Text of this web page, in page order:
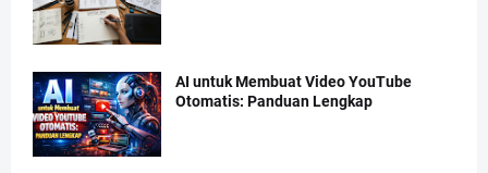
AI untuk Membuat Video YouTube
Otomatis: Panduan Lengkap